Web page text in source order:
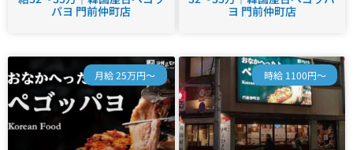
パヨ 門前仲町店
ヨ 門前仲町店
月給 25万円～ 時給 1100円～